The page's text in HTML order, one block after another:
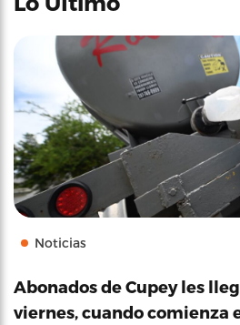
Noticias
Abonados de Cupey les
viernes, cuando comienza